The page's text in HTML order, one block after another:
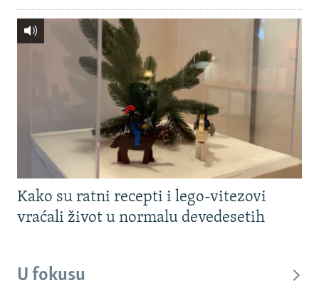
Kako su ratni recepti i lego-vitezovi
vraćali život u normalu devedesetih
U fokusu